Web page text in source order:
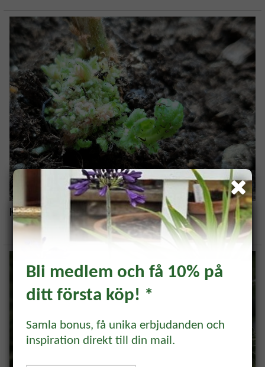
Knippebakterios hos pelargon
Prenumerera och få 10%
rabatt!
Bli medlem och få 10% på
ditt första köp! *
Samla bonus, få unika erbjudanden och
inspiration direkt till din mail.